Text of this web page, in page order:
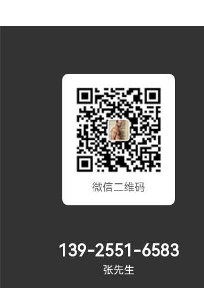
微信二维码
139-2551-6583
张先生